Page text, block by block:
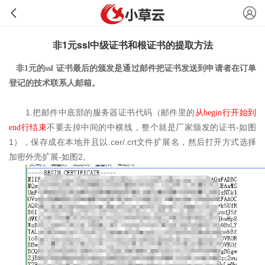
非1元ssl中级证书和根证书的提取方法
非1元的ssl 证书最后的颁发是通过邮件把证书发送到申请者在订单
登记的技术联系人邮箱。
1. 把邮件中底部的服务器证书代码（邮件里的 从begin行开始到
end行结束不要去掉中间的中横线，整个就是厂家颁发的证书-如图
1 ），保存成在本地并且以 .cer/.crt文件扩展名，然后打开方式选择
加密外壳扩展-如图 2。